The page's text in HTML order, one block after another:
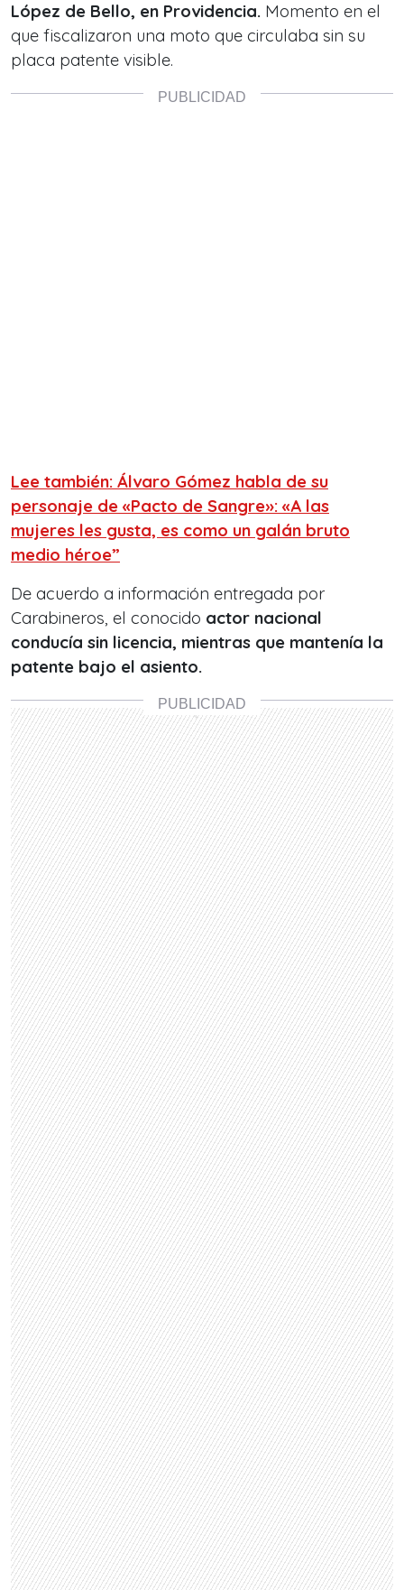
López de Bello, en Providencia. Momento en el
que fiscalizaron una moto que circulaba sin su
placa patente visible.
Lee también: Álvaro Gómez habla de su
personaje de «Pacto de Sangre»: «A las
mujeres les gusta, es como un galán bruto
medio héroe”
De acuerdo a información entregada por
Carabineros, el conocido actor nacional
conducía sin licencia, mientras que mantenía la
patente bajo el asiento.